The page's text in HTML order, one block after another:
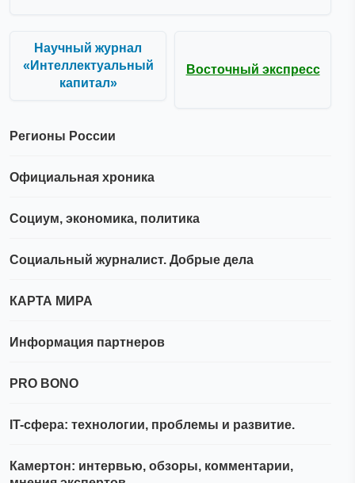
Научный журнал
«Интеллектуальный
капитал»
Восточный экспресс
Регионы России
Официальная хроника
Социум, экономика, политика
Социальный журналист. Добрые дела
КАРТА МИРА
Информация партнеров
PRO BONO
IT-сфера: технологии, проблемы и развитие.
Камертон: интервью, обзоры, комментарии,